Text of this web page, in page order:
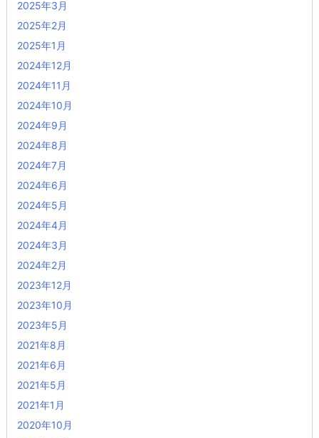
2025年3月
2025年2月
2025年1月
2024年12月
2024年11月
2024年10月
2024年9月
2024年8月
2024年7月
2024年6月
2024年5月
2024年4月
2024年3月
2024年2月
2023年12月
2023年10月
2023年5月
2021年8月
2021年6月
2021年5月
2021年1月
2020年10月